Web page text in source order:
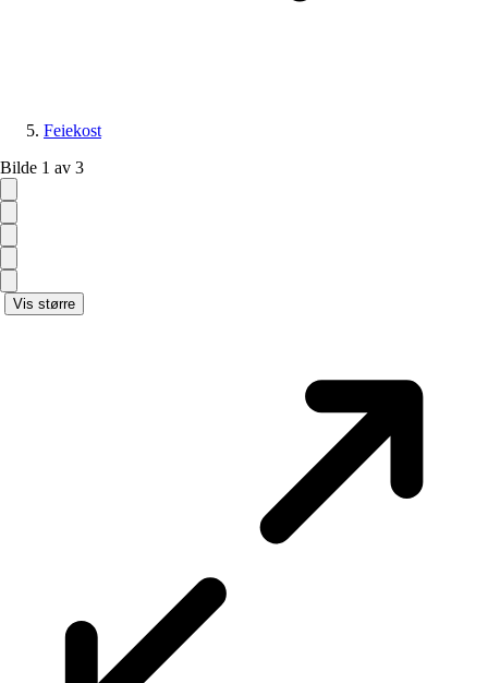
Feiekost
Bilde 1 av 3
Vis større